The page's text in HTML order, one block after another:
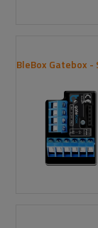
BleBox Gatebox